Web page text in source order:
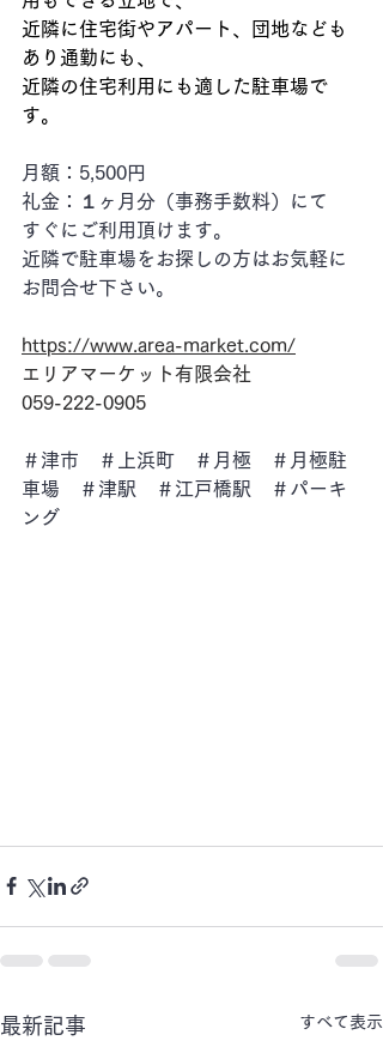
近隣に住宅街やアパート、団地なども
あり通勤にも、
近隣の住宅利用にも適した駐車場で
す。
月額：5,500円
礼金：１ヶ月分（事務手数料）にて
すぐにご利用頂けます。
近隣で駐車場をお探しの方はお気軽に
お問合せ下さい。
https://www.area-market.com/
エリアマーケット有限会社
059-222-0905
＃津市　＃上浜町　＃月極　＃月極駐
車場　＃津駅　＃江戸橋駅　＃パーキ
ング
最新記事 すべて表示